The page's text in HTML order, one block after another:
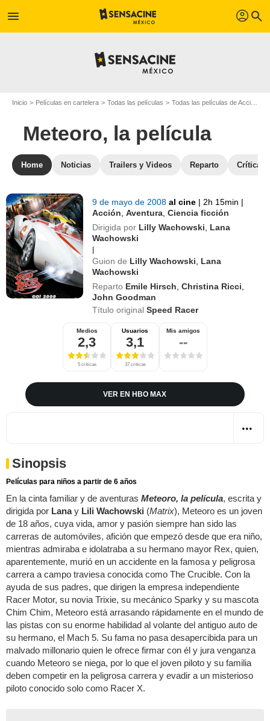
menu profil search
Inicio Películas en cartelera Todas las películas Todas las películas de Acción
Meteoro, la película
Home Noticias Trailers y Videos Reparto Críticas
9 de mayo de 2008al cine | 2h 15min |
Acción ,Aventura ,Ciencia ficción
Dirigida por Lilly Wachowski
Lana
Wachowski
Guion de Lilly Wachowski
Lana
Wachowski
Reparto Emile Hirsch ,Christina Ricci
John Goodman
Título originalSpeed Racer
Medios
2,3
5 críticas
Usuarios
3,1
37 críticas
Mis amigos
--
VER EN HBO MAX
Sinopsis
Películas para niños a partir de 6 años
En la cinta familiar y de aventuras Meteoro, la película, escrita y
dirigida por Lanay Lili Wachowski (Matrix), Meteoro es un joven
de 18 años, cuya vida, amor y pasión siempre han sido las
carreras de automóviles, afición que empezó desde que era niño,
mientras admiraba e idolatraba a su hermano mayor Rex, quien,
aparentemente, murió en un accidente en la famosa y peligrosa
carrera a campo traviesa conocida como The Crucible. Con la
ayuda de sus padres, que dirigen la empresa independiente
Racer Motor, su novia Trixie, su mecánico Sparky y su mascota
Chim Chim, Meteoro está arrasando rápidamente en el mundo de
las pistas con su enorme habilidad al volante del antiguo auto de
su hermano, el Mach 5. Su fama no pasa desapercibida para un
malvado millonario quien le ofrece firmar con él y jura venganza
cuando Meteoro se niega, por lo que el joven piloto y su familia
deben competir en la peligrosa carrera y evadir a un misterioso
piloto conocido solo como Racer X.